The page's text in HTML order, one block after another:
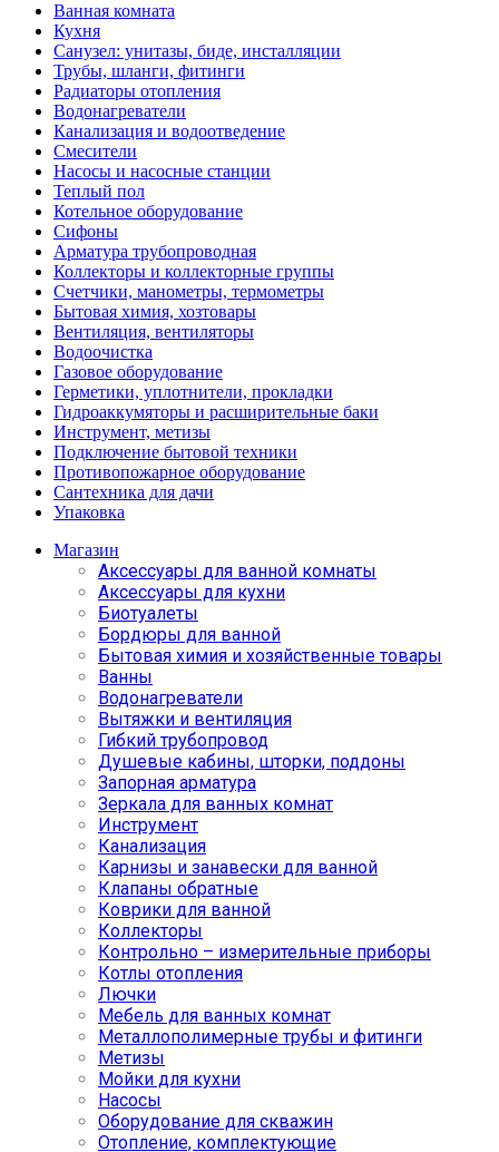
Ванная комната
Кухня
Санузел: унитазы, биде, инсталляции
Трубы, шланги, фитинги
Радиаторы отопления
Водонагреватели
Канализация и водоотведение
Смесители
Насосы и насосные станции
Теплый пол
Котельное оборудование
Сифоны
Арматура трубопроводная
Коллекторы и коллекторные группы
Счетчики, манометры, термометры
Бытовая химия, хозтовары
Вентиляция, вентиляторы
Водоочистка
Газовое оборудование
Герметики, уплотнители, прокладки
Гидроаккумяторы и расширительные баки
Инструмент, метизы
Подключение бытовой техники
Противопожарное оборудование
Сантехника для дачи
Упаковка
Магазин
Аксессуары для ванной комнаты
Аксессуары для кухни
Биотуалеты
Бордюры для ванной
Бытовая химия и хозяйственные товары
Ванны
Водонагреватели
Вытяжки и вентиляция
Гибкий трубопровод
Душевые кабины, шторки, поддоны
Запорная арматура
Зеркала для ванных комнат
Инструмент
Канализация
Карнизы и занавески для ванной
Клапаны обратные
Коврики для ванной
Коллекторы
Контрольно – измерительные приборы
Котлы отопления
Лючки
Мебель для ванных комнат
Металлополимерные трубы и фитинги
Метизы
Мойки для кухни
Насосы
Оборудование для скважин
Отопление, комплектующие